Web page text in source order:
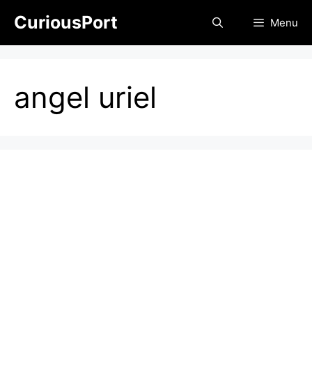
content
CuriousPort Menu
angel uriel